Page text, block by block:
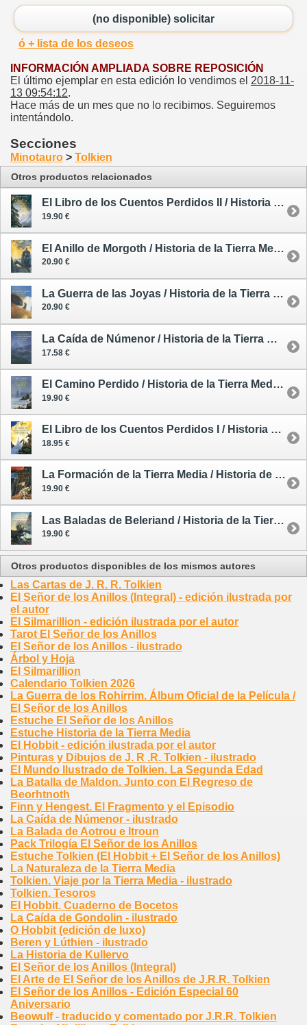
(no disponible) solicitar
ó + lista de los deseos
INFORMACIÓN AMPLIADA SOBRE REPOSICIÓN
El último ejemplar en esta edición lo vendimos el 2018-11-
13 09:54:12.
Hace más de un mes que no lo recibimos. Seguiremos
intentándolo.
Secciones
Minotauro > Tolkien
Otros productos relacionados
El Libro de los Cuentos Perdidos II / Historia de la Tierra Media 2
19.90 €
El Anillo de Morgoth / Historia de la Tierra Media 7
20.90 €
La Guerra de las Joyas / Historia de la Tierra Media 8
20.90 €
La Caída de Númenor / Historia de la Tierra Media 6
17.58 €
El Camino Perdido / Historia de la Tierra Media 5
19.90 €
El Libro de los Cuentos Perdidos I / Historia de la Tierra Media 1
18.95 €
La Formación de la Tierra Media / Historia de la Tierra Media 4
19.90 €
Las Baladas de Beleriand / Historia de la Tierra Media 3
19.90 €
Otros productos disponibles de los mismos autores
Las Cartas de J. R. R. Tolkien
El Señor de los Anillos (Integral) - edición ilustrada por
el autor
El Silmarillion - edición ilustrada por el autor
Tarot El Señor de los Anillos
El Señor de los Anillos - ilustrado
Árbol y Hoja
El Silmarillion
Calendario Tolkien 2026
La Guerra de los Rohirrim. Álbum Oficial de la Película /
El Señor de los Anillos
Estuche El Señor de los Anillos
Estuche Historia de la Tierra Media
El Hobbit - edición ilustrada por el autor
Pinturas y Dibujos de J. R .R. Tolkien - ilustrado
El Mundo Ilustrado de Tolkien. La Segunda Edad
La Batalla de Maldon. Junto con El Regreso de
Beorhtnoth
Finn y Hengest. El Fragmento y el Episodio
La Caída de Númenor - ilustrado
La Balada de Aotrou e Itroun
Pack Trilogía El Señor de los Anillos
Estuche Tolkien (El Hobbit + El Señor de los Anillos)
La Naturaleza de la Tierra Media
Tolkien. Viaje por la Tierra Media - ilustrado
Tolkien. Tesoros
El Hobbit. Cuaderno de Bocetos
La Caída de Gondolin - ilustrado
O Hobbit (edición de luxo)
Beren y Lúthien - ilustrado
La Historia de Kullervo
El Señor de los Anillos (Integral)
El Arte de El Señor de los Anillos de J.R.R. Tolkien
El Señor de los Anillos - Edición Especial 60
Aniversario
Beowulf - traducido y comentado por J.R.R. Tolkien